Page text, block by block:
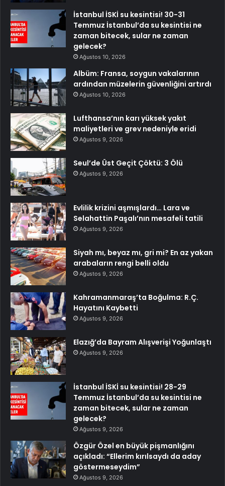
İstanbul İSKİ su kesintisi! 30-31
Temmuz İstanbul’da su kesintisi ne
zaman bitecek, sular ne zaman
gelecek?
Ağustos 10, 2026
Albüm: Fransa, soygun vakalarının
ardından müzelerin güvenliğini artırdı
Ağustos 10, 2026
Lufthansa’nın karı yüksek yakıt
maliyetleri ve grev nedeniyle eridi
Ağustos 9, 2026
Seul’de Üst Geçit Çöktü: 3 Ölü
Ağustos 9, 2026
Evlilik krizini aşmışlardı… Lara ve
Selahattin Paşalı’nın mesafeli tatili
Ağustos 9, 2026
Siyah mı, beyaz mı, gri mi? En az yakan
arabaların rengi belli oldu
Ağustos 9, 2026
Kahramanmaraş’ta Boğulma: R.Ç.
Hayatını Kaybetti
Ağustos 9, 2026
Elazığ’da Bayram Alışverişi Yoğunlaştı
Ağustos 9, 2026
İstanbul İSKİ su kesintisi! 28-29
Temmuz İstanbul’da su kesintisi ne
zaman bitecek, sular ne zaman
gelecek?
Ağustos 9, 2026
Özgür Özel en büyük pişmanlığını
açıkladı: “Ellerim kırılsaydı da aday
göstermeseydim”
Ağustos 9, 2026